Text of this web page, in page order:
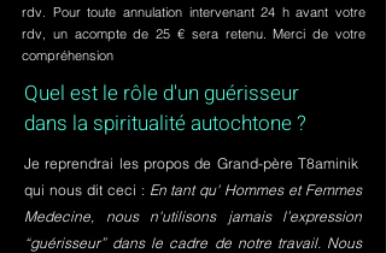
rdv. Pour toute annulation intervenant 24 h avant votre
rdv, un acompte de 25 € sera retenu. Merci de votre
compréhension
Quel est le rôle d'un guérisseur
dans la spiritualité autochtone ?
Je reprendrai les propos de Grand-père T8aminik
qui nous dit ceci : En tant qu' Hommes et Femmes
Medecine, nous n'utilisons jamais l’expression
“guérisseur” dans le cadre de notre travail. Nous